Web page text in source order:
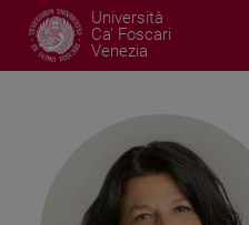
Università
Ca' Foscari
Venezia